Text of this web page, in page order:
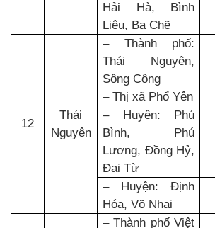
Hải Hà, Bình
Liêu, Ba Chẽ
12
Thái
Nguyên
– Thành phố:
Thái Nguyên,
Sông Công
– Thị xã Phổ Yên
– Huyện: Phú
Bình, Phú
Lương, Đồng Hỷ,
Đại Từ
– Huyện: Định
Hóa, Võ Nhai
– Thành phố Việt